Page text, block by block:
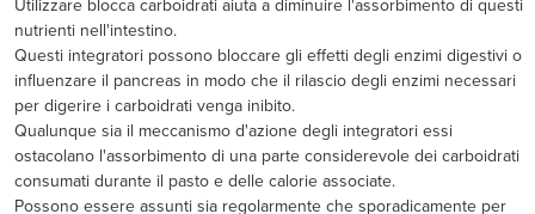
Utilizzare blocca carboidrati aiuta a diminuire l'assorbimento di questi
nutrienti nell'intestino.
Questi integratori possono bloccare gli effetti degli enzimi digestivi o
influenzare il pancreas in modo che il rilascio degli enzimi necessari
per digerire i carboidrati venga inibito.
Qualunque sia il meccanismo d'azione degli integratori essi
ostacolano l'assorbimento di una parte considerevole dei carboidrati
consumati durante il pasto e delle calorie associate.
Possono essere assunti sia regolarmente che sporadicamente per